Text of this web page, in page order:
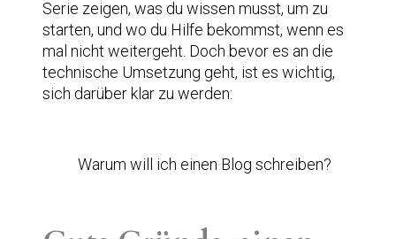
Serie zeigen, was du wissen musst, um zu
starten, und wo du Hilfe bekommst, wenn es
mal nicht weitergeht. Doch bevor es an die
technische Umsetzung geht, ist es wichtig,
sich darüber klar zu werden:
Warum will ich einen Blog schreiben?